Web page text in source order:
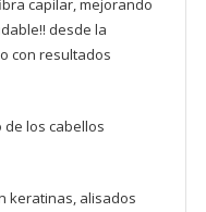
capilar, mejorando
desde la
con resultados
los cabellos
keratinas, alisados